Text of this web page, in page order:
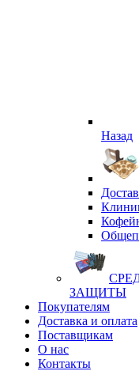
Назад
ЗАЩИТЫ
Покупателям
Доставка и оплата
Поставщикам
О нас
Контакты